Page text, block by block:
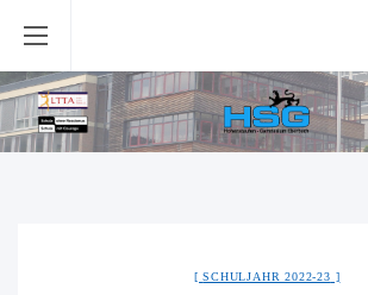
SCHULJAHR 2022-23